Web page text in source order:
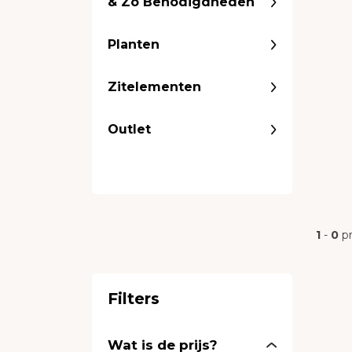
Planten
Zitelementen
Outlet
1 - 0
Filters
Wat is de prijs?